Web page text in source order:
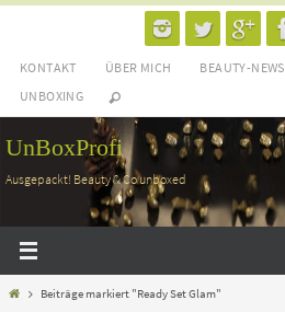
springen
KONTAKT ÜBER MICH BEAUTY-NEWS
UNBOXING
UnBoxProfi
Ausgepackt! Beauty & Co unboxed
HomeBeiträge markiert "Ready Set Glam"